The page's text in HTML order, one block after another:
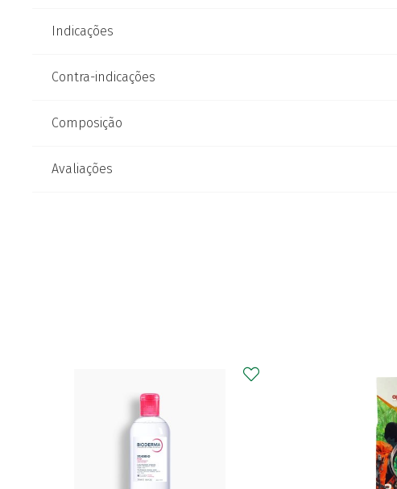
Indicações
Contra-indicações
Composição
Avaliações